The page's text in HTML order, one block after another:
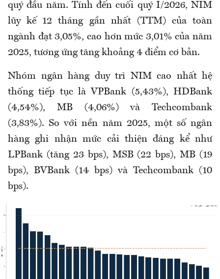
quý đầu năm. Tính đến cuối quý I/2026, NIM
lũy kế 12 tháng gần nhất (TTM) của toàn
ngành đạt 3,05%, cao hơn mức 3,01% của năm
2025, tương ứng tăng khoảng 4 điểm cơ bản.
Nhóm ngân hàng duy trì NIM cao nhất hệ
thống tiếp tục là VPBank (5,43%), HDBank
(4,54%), MB (4,06%) và Techcombank
(3,83%). So với nền năm 2025, một số ngân
hàng ghi nhận mức cải thiện đáng kể như
LPBank (tăng 23 bps), MSB (22 bps), MB (19
bps), BVBank (14 bps) và Techcombank (10
bps).